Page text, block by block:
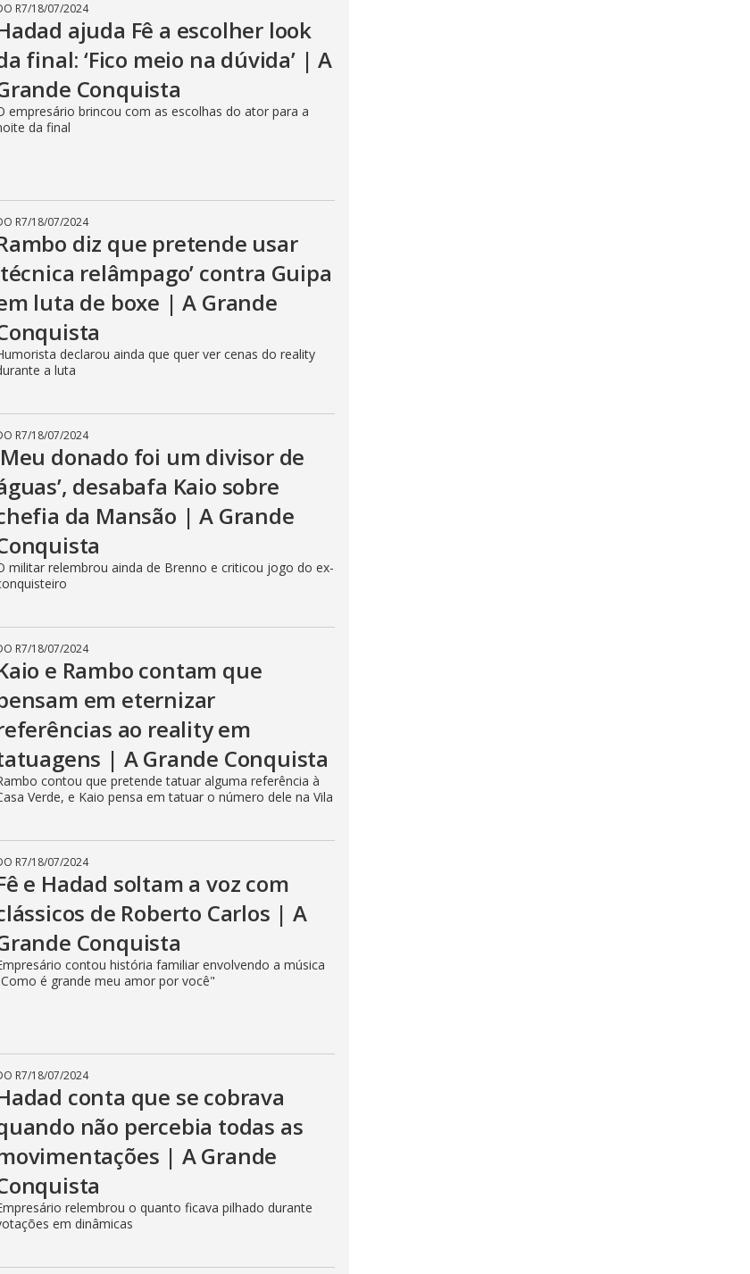
R7/18/07/2024
ajuda Fê a escolher look
final: ‘Fico meio na dúvida’ | A
Conquista
empresário brincou com as escolhas do ator para a
da final
R7/18/07/2024
diz que pretende usar
relâmpago’ contra Guipa
luta de boxe | A Grande
declarou ainda que quer ver cenas do reality
a luta
R7/18/07/2024
donado foi um divisor de
desabafa Kaio sobre
da Mansão | A Grande
militar relembrou ainda de Brenno e criticou jogo do ex-
R7/18/07/2024
e Rambo contam que
em eternizar
ao reality em
| A Grande Conquista
contou que pretende tatuar alguma referência à
Verde, e Kaio pensa em tatuar o número dele na Vila
R7/18/07/2024
e Hadad soltam a voz com
de Roberto Carlos | A
Conquista
contou história familiar envolvendo a música
é grande meu amor por você"
R7/18/07/2024
conta que se cobrava
não percebia todas as
| A Grande
relembrou o quanto ficava pilhado durante
em dinâmicas